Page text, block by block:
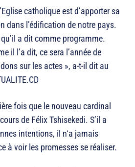
catholique est d’apporter sa
dans l’édification de notre pays.
a dit comme programme.
il l’a dit, ce sera l’année de
sur les actes », a-t-il dit au
fois que le nouveau cardinal
de Félix Tshisekedi. S’il a
intentions, il n‘a jamais
à voir les promesses se réaliser.